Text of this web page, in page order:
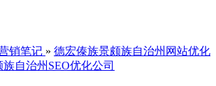
销笔记 » 德宏傣族景颇族自治州网站优化
自治州SEO优化公司